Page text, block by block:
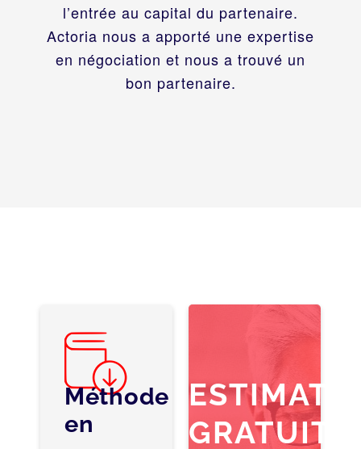
l’entrée au capital du partenaire.
Actoria nous a apporté une expertise
en négociation et nous a trouvé un
bon partenaire.
Méthode
en
GRATUITE